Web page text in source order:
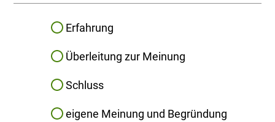
Erfahrung
Überleitung zur Meinung
Schluss
eigene Meinung und Begründung